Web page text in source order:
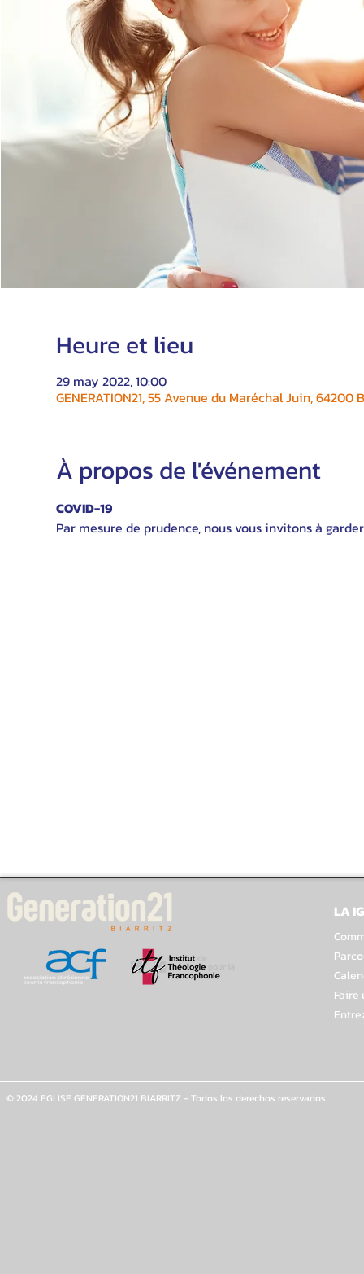
Heure et lieu
29 may 2022, 10:00
GENERATION21, 55 Avenue du Maréchal Juin, 64200
À propos de l'événement
COVID-19
Par mesure de prudence, nous vous invitons à
LA
Faire
© 2024 EGLISE GENERATION21 BIARRITZ - Todos los derechos reservados